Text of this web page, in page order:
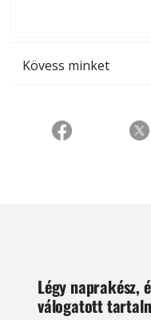
Kövess minket
Légy naprakész,
válogatott